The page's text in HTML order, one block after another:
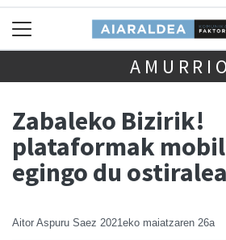
AMURRIO
Zabaleko Bizirik!
plataformak
egingo du
Aitor Aspuru Saez 2021eko maiatzaren 26a